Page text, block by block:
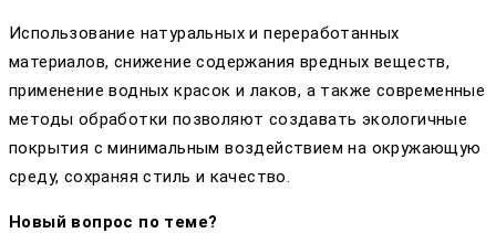
Использование натуральных и переработанных
материалов, снижение содержания вредных веществ,
применение водных красок и лаков, а также современные
методы обработки позволяют создавать экологичные
покрытия с минимальным воздействием на окружающую
среду, сохраняя стиль и качество.
Новый вопрос по теме?